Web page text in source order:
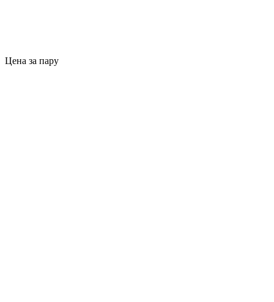
Цена за пару